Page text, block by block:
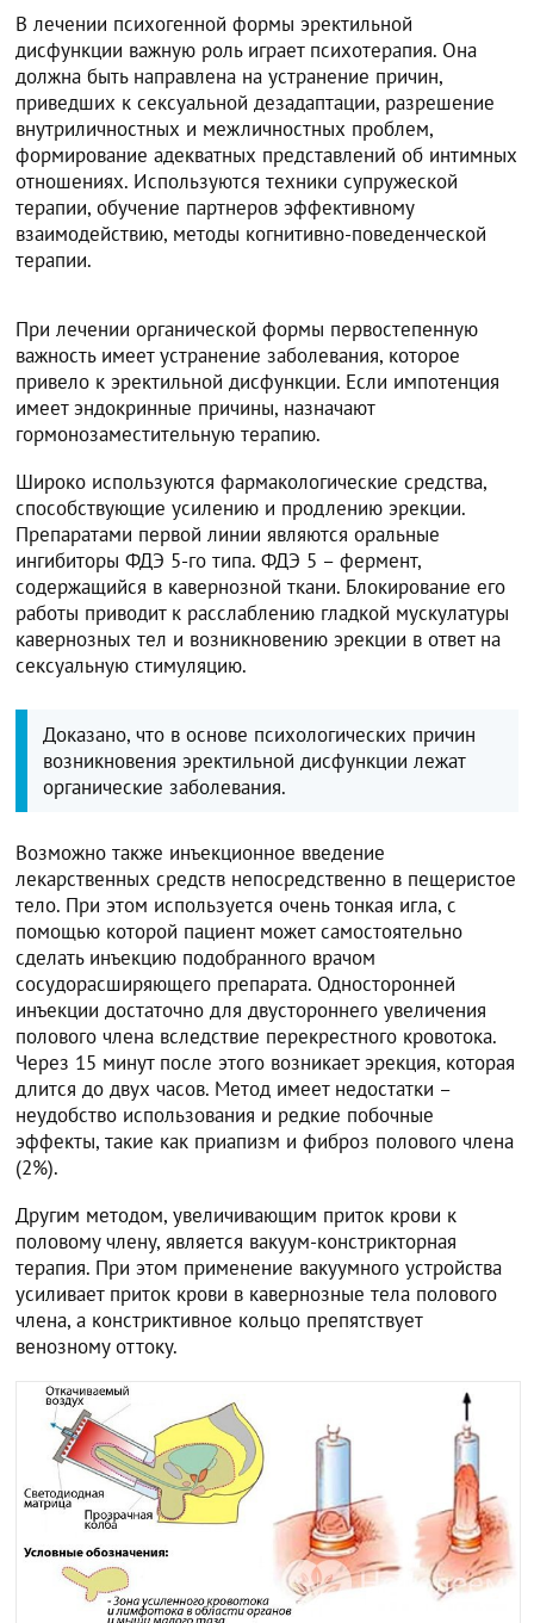
В лечении психогенной формы эректильной
дисфункции важную роль играет психотерапия. Она
должна быть направлена на устранение причин,
приведших к сексуальной дезадаптации, разрешение
внутриличностных и межличностных проблем,
формирование адекватных представлений об интимных
отношениях. Используются техники супружеской
терапии, обучение партнеров эффективному
взаимодействию, методы когнитивно-поведенческой
терапии.
При лечении органической формы первостепенную
важность имеет устранение заболевания, которое
привело к эректильной дисфункции. Если импотенция
имеет эндокринные причины, назначают
гормонозаместительную терапию.
Широко используются фармакологические средства,
способствующие усилению и продлению эрекции.
Препаратами первой линии являются оральные
ингибиторы ФДЭ 5-го типа. ФДЭ 5 – фермент,
содержащийся в кавернозной ткани. Блокирование его
работы приводит к расслаблению гладкой мускулатуры
кавернозных тел и возникновению эрекции в ответ на
сексуальную стимуляцию.
Доказано, что в основе психологических причин
возникновения эректильной дисфункции лежат
органические заболевания.
Возможно также инъекционное введение
лекарственных средств непосредственно в пещеристое
тело. При этом используется очень тонкая игла, с
помощью которой пациент может самостоятельно
сделать инъекцию подобранного врачом
сосудорасширяющего препарата. Односторонней
инъекции достаточно для двустороннего увеличения
полового члена вследствие перекрестного кровотока.
Через 15 минут после этого возникает эрекция, которая
длится до двух часов. Метод имеет недостатки –
неудобство использования и редкие побочные
эффекты, такие как приапизм и фиброз полового члена
(2%).
Другим методом, увеличивающим приток крови к
половому члену, является вакуум-констрикторная
терапия. При этом применение вакуумного устройства
усиливает приток крови в кавернозные тела полового
члена, а констриктивное кольцо препятствует
венозному оттоку.